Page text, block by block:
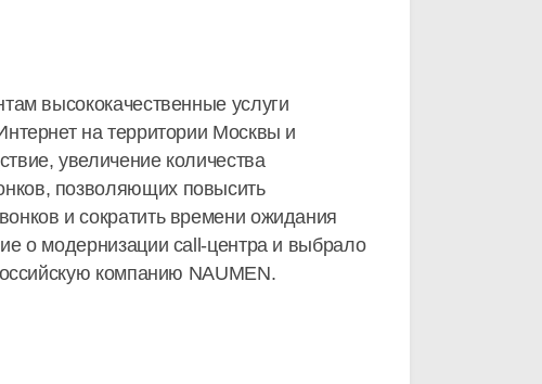
высококачественные услуги
на территории Москвы и
увеличение количества
позволяющих повысить
и сократить времени ожидания
о модернизации call-центра и выбрало
компанию NAUMEN.